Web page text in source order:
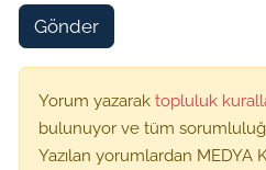
Gönder
Yorum yazarak topluluk
bulunuyor ve tüm
Yazılan yorumlardan MEDYA